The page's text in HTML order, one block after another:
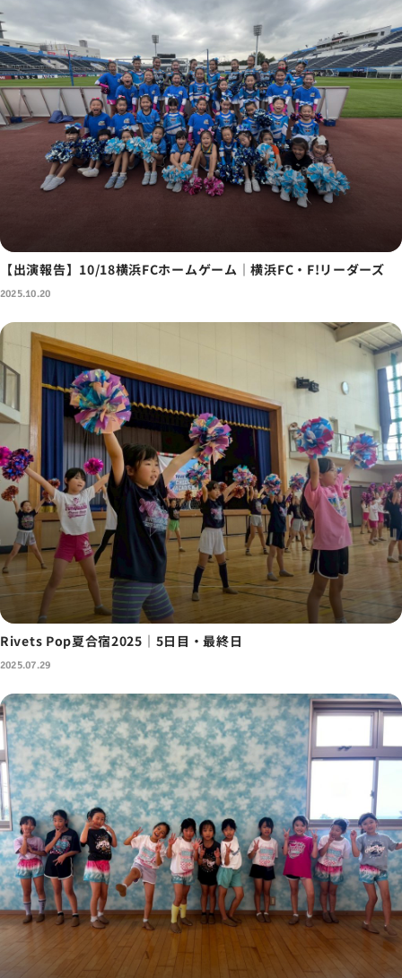
【出演報告】10/18横浜FCホームゲーム｜横浜FC・F!リーダーズ
2025.10.20
Rivets Pop夏合宿2025｜5日目・最終日
2025.07.29